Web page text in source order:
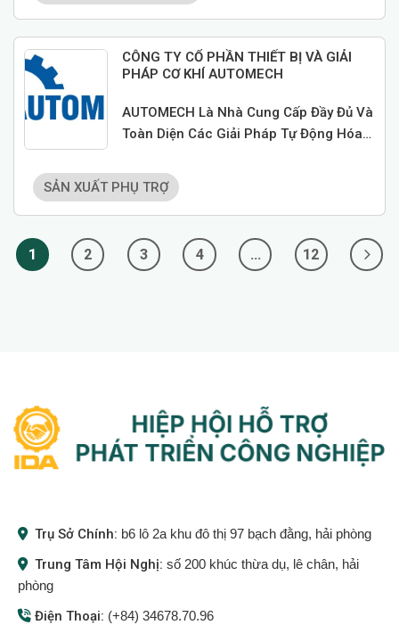
CÔNG TY CỔ PHẦN THIẾT BỊ VÀ GIẢI
PHÁP CƠ KHÍ AUTOMECH
SẢN XUẤT PHỤ TRỢ
AUTOMECH Là Nhà Cung Cấp Đầy Đủ Và
Toàn Diện Các Giải Pháp Tự Động Hóa
1 2 3 4 … 12
Trụ Sở Chính: b6 lô 2a khu đô thị 97 bạch đằng, hải phòng
Trung Tâm Hội Nghị: số 200 khúc thừa dụ, lê chân, hải
phòng
Điện Thoại: (+84) 34678.70.96